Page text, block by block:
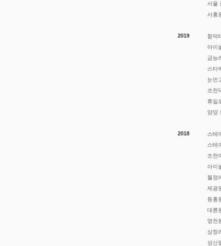
2019
2018
서울
서홍
함덕
아이
금능
스타
눈먼
조천
휴일
양양
스테
스테
조천
아이
월정
제광
동홍
대륜
영천
상창
성산